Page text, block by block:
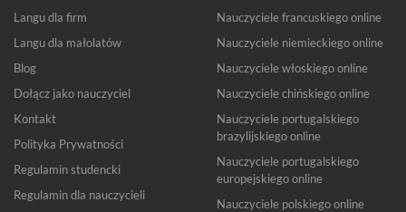
Langu dla firm
Langu dla małolatów
Blog
Dołącz jako nauczyciel
Kontakt
Polityka Prywatności
Regulamin studencki
Regulamin dla nauczycieli
Nauczyciele francuskiego online
Nauczyciele niemieckiego online
Nauczyciele włoskiego online
Nauczyciele chińskiego online
Nauczyciele portugalskiego
brazylijskiego online
Nauczyciele portugalskiego
europejskiego online
Nauczyciele polskiego online